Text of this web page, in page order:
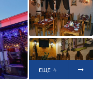
ЕЩЕ 4